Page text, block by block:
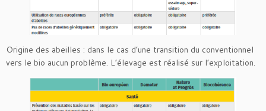
Origine des abeilles : dans le cas d’une transition du conventionnel
vers le bio aucun problème. L’élevage est réalisé sur l’exploitation.